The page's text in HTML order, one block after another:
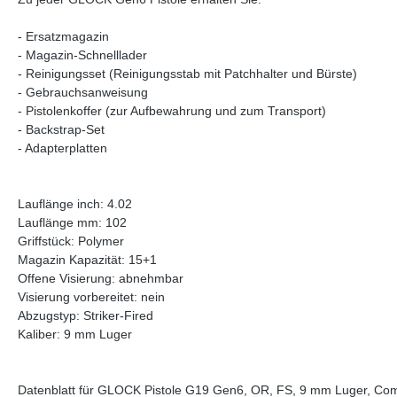
- Ersatzmagazin
- Magazin-Schnelllader
- Reinigungsset (Reinigungsstab mit Patchhalter und Bürste)
- Gebrauchsanweisung
- Pistolenkoffer (zur Aufbewahrung und zum Transport)
- Backstrap-Set
- Adapterplatten
Lauflänge inch: 4.02
Lauflänge mm: 102
Griffstück: Polymer
Magazin Kapazität: 15+1
Offene Visierung: abnehmbar
Visierung vorbereitet: nein
Abzugstyp: Striker-Fired
Kaliber: 9 mm Luger
Datenblatt für GLOCK Pistole G19 Gen6, OR, FS, 9 mm Luger,